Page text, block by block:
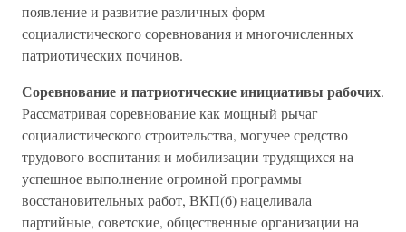
появление и развитие различных форм
социалистического соревнования и многочисленных
патриотических починов.
Соревнование и патриотические инициативы рабочих.
Рассматривая соревнование как мощный рычаг
социалистического строительства, могучее средство
трудового воспитания и мобилизации трудящихся на
успешное выполнение огромной программы
восстановительных работ, ВКП(б) нацеливала
партийные, советские, общественные организации на